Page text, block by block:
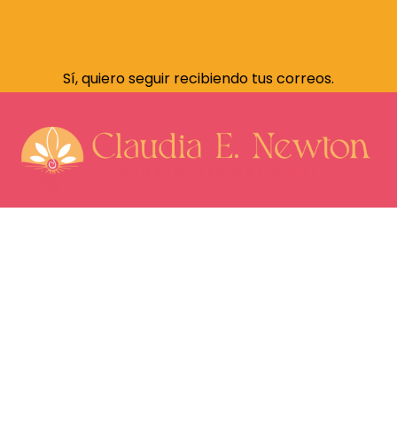
Sí, quiero seguir recibiendo tus correos.